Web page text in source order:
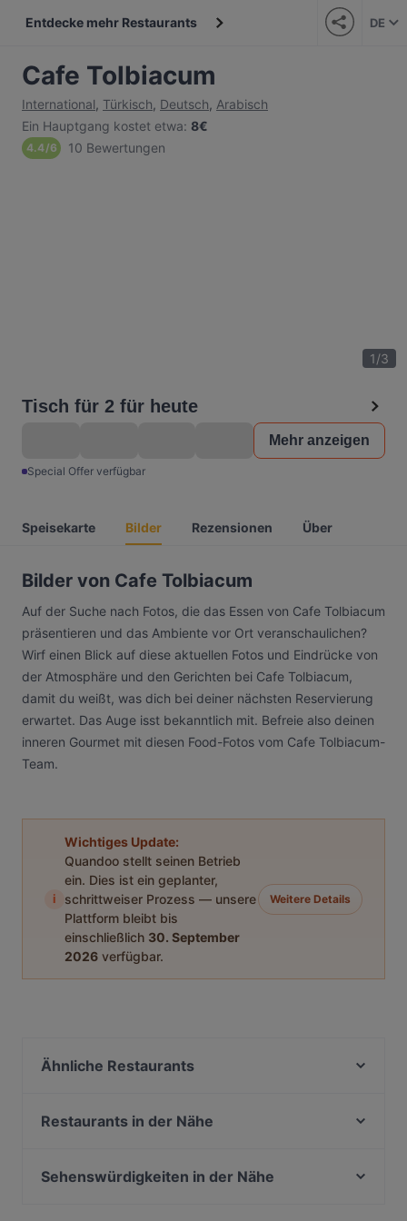
Entdecke mehr Restaurants DE
Cafe Tolbiacum
International, Türkisch, Deutsch, Arabisch
Ein Hauptgang kostet etwa: 8€
4.4/6 10 Bewertungen
1/3
Tisch für 2 für heute
Mehr anzeigen
Special Offer verfügbar
Speisekarte Bilder Rezensionen Über
Bilder von Cafe Tolbiacum
Auf der Suche nach Fotos, die das Essen von Cafe Tolbiacum
präsentieren und das Ambiente vor Ort veranschaulichen?
Wirf einen Blick auf diese aktuellen Fotos und Eindrücke von
der Atmosphäre und den Gerichten bei Cafe Tolbiacum,
damit du weißt, was dich bei deiner nächsten Reservierung
erwartet. Das Auge isst bekanntlich mit. Befreie also deinen
inneren Gourmet mit diesen Food-Fotos vom Cafe Tolbiacum-
Team.
i
Wichtiges Update:
Quandoo stellt seinen Betrieb
ein. Dies ist ein geplanter,
schrittweiser Prozess — unsere
Plattform bleibt bis
einschließlich 30. September
2026 verfügbar.
Weitere Details
Ähnliche Restaurants
Restaurant Rosenflora
Restaurant Heimat
Restaurants in der Nähe
Sehenswürdigkeiten in der Nähe